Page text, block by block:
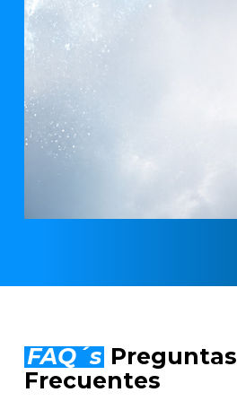
FAQ´s Preguntas
Frecuentes